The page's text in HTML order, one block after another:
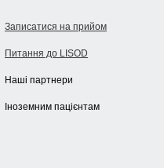
Записатися на прийом
Питання до LISOD
Наші партнери
Іноземним пацієнтам